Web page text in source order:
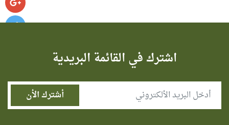
اشترك في القائمة البريدية